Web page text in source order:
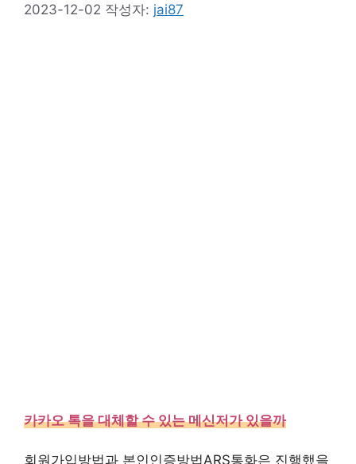
2023-12-02 작성자: jai87
카카오 톡을 대체할 수 있는 메신저가 있을까
회원가입방법과 본인인증방법ARS통화은 진행했을